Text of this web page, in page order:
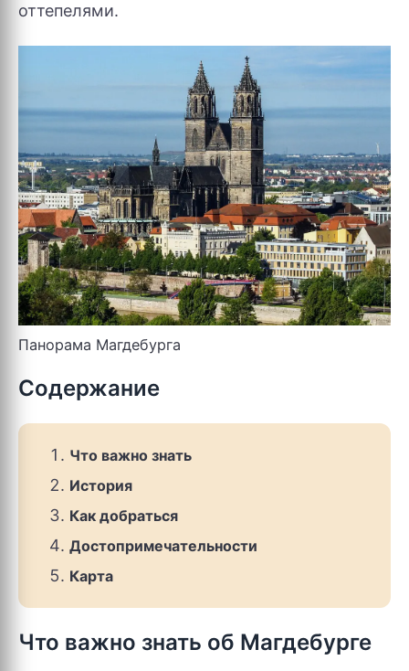
оттепелями.
Панорама Магдебурга
Содержание
Что важно знать
История
Как добраться
Достопримечательности
Карта
Что важно знать об Магдебурге